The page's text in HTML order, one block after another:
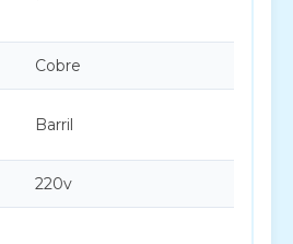
Cobre
Barril
220v